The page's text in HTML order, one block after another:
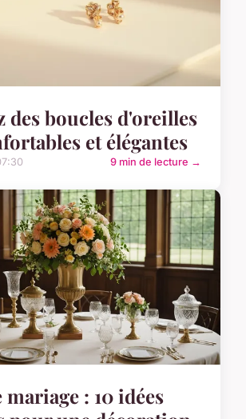
des boucles d'oreilles
et élégantes
9 min de lecture →
mariage : 10 idées